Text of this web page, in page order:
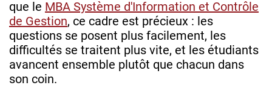
que le MBA Système d'Information et Contrôle
de Gestion, ce cadre est précieux : les
questions se posent plus facilement, les
difficultés se traitent plus vite, et les étudiants
avancent ensemble plutôt que chacun dans
son coin.